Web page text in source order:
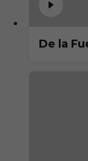
De la